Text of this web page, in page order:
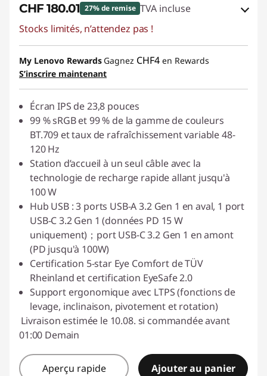
CHF 180.01 27% de remise TVA incluse
Bons de réduction en ligne :
Code de réduction :SALES
Stocks limités, n’attendez pas !
My Lenovo Rewards Gagnez CHF4 en Rewards
S’inscrire maintenant
Écran IPS de 23,8 pouces
99 % sRGB et 99 % de la gamme de couleurs
BT.709 et taux de rafraîchissement variable 48-
120 Hz
Station d’accueil à un seul câble avec la
technologie de recharge rapide allant jusqu'à
100 W
Hub USB : 3 ports USB-A 3.2 Gen 1 en aval, 1 port
USB-C 3.2 Gen 1 (données PD 15 W
uniquement)；port USB-C 3.2 Gen 1 en amont
(PD jusqu'à 100W)
Certification 5-star Eye Comfort de TÜV
Rheinland et certification EyeSafe 2.0
Support ergonomique avec LTPS (fonctions de
levage, inclinaison, pivotement et rotation)
Livraison estimée le 10.08. si commandée avant
01:00 Demain
Aperçu rapide Ajouter au panier